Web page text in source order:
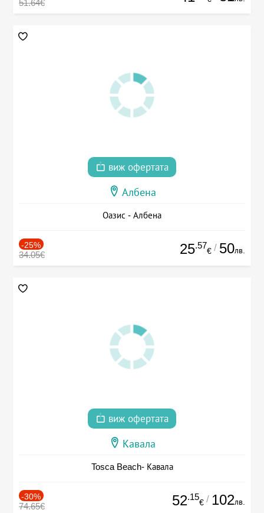
51.64€
виж офертата
Албена
Оазис - Албена
-25%
34.05€ 25.57
€ / 50лв.
виж офертата
Кавала
Tosca Beach- Кавала
-30%
74.65€ 52.15
€ / 102лв.